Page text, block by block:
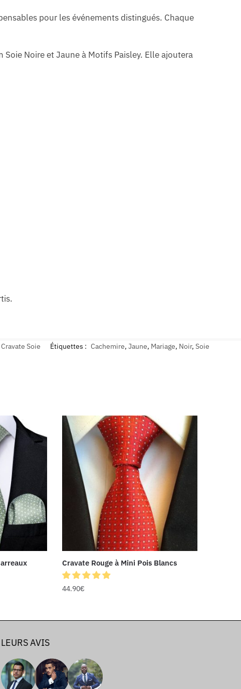
pour les événements distingués. Chaque
Noire et Jaune à Motifs Paisley. Elle ajoutera
Cravate Soie Étiquettes : Cachemire, Jaune, Mariage, Noir, Soie
Cravate Rouge à Mini Pois Blancs
44.90€
LEURS AVIS